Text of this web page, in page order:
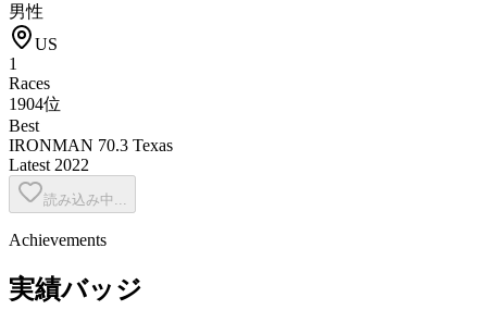
男性
US
1
Races
1904位
Best
IRONMAN 70.3 Texas
Latest 2022
読み込み中...
Achievements
実績バッジ